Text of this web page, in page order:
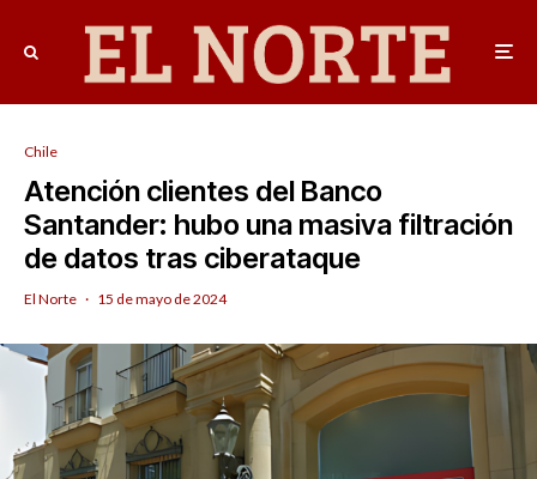
Chile
Atención clientes del Banco
Santander: hubo una masiva filtración
de datos tras ciberataque
El Norte · 15 de mayo de 2024